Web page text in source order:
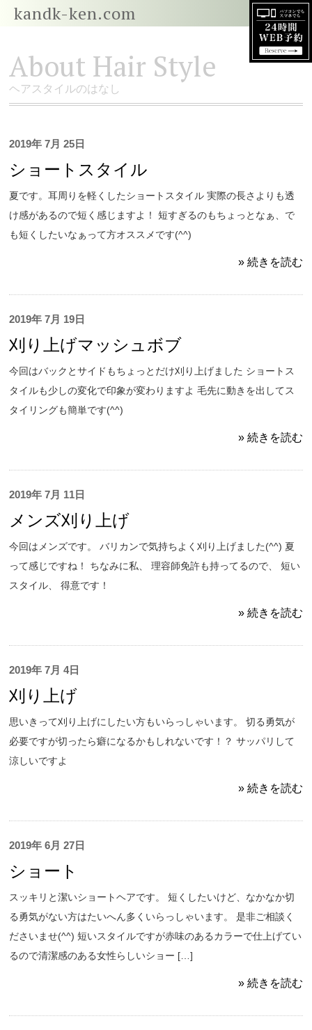
kandk-ken.com
About Hair Style
ヘアスタイルのはなし
2019年 7月 25日
ショートスタイル
夏です。耳周りを軽くしたショートスタイル 実際の長さよりも透
け感があるので短く感じますよ！ 短すぎるのもちょっとなぁ、で
も短くしたいなぁって方オススメです(^^)
» 続きを読む
2019年 7月 19日
刈り上げマッシュボブ
今回はバックとサイドもちょっとだけ刈り上げました ショートス
タイルも少しの変化で印象が変わりますよ 毛先に動きを出してス
タイリングも簡単です(^^)
» 続きを読む
2019年 7月 11日
メンズ刈り上げ
今回はメンズです。 バリカンで気持ちよく刈り上げました(^^) 夏
って感じですね！ ちなみに私、 理容師免許も持ってるので、 短い
スタイル、 得意です！
» 続きを読む
2019年 7月 4日
刈り上げ
思いきって刈り上げにしたい方もいらっしゃいます。 切る勇気が
必要ですが切ったら癖になるかもしれないです！？ サッパリして
涼しいですよ
» 続きを読む
2019年 6月 27日
ショート
スッキリと潔いショートヘアです。 短くしたいけど、なかなか切
る勇気がない方はたいへん多くいらっしゃいます。 是非ご相談く
ださいませ(^^) 短いスタイルですが赤味のあるカラーで仕上げてい
るので清潔感のある女性らしいショー […]
» 続きを読む